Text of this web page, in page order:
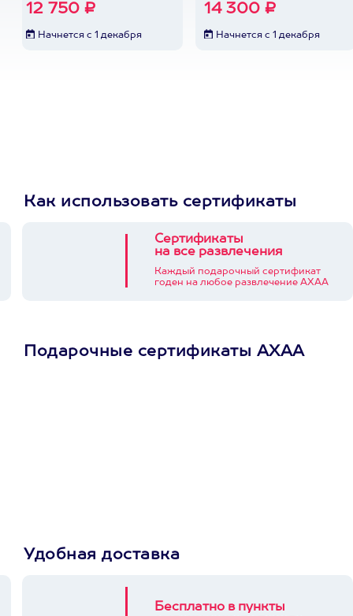
12 750 ₽
Начнется с 1 декабря
14 300 ₽
Начнется с 1 декабря
Как использовать сертификаты
Сертификаты
на все развлечения
Каждый подарочный сертификат
годен на любое развлечение АХАА
Подарочные сертификаты АХАА
Удобная доставка
Бесплатно в пункты